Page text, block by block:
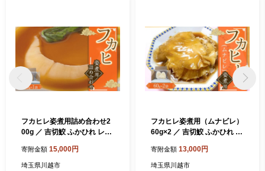
フカヒレ姿煮用詰め合わせ2
00g ／ 吉切鮫 ふかひれ レシ
高級中華 レシピ付き 本格中
華 フカヒレの老舗
寄附金額 15,000円
埼玉県川越市
フカヒレ姿煮用（ムナビレ）
60g×2 ／ 吉切鮫 ふかひれ レ
見 高級中華 レシピ付き 本格
中華 フカヒレの老舗
寄附金額 13,000円
埼玉県川越市